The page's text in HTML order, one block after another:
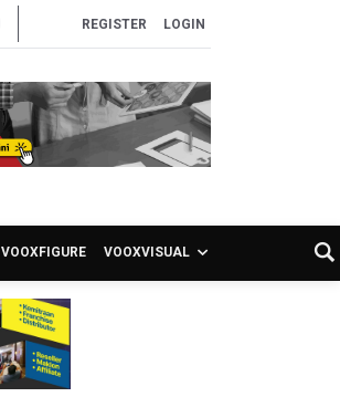
REGISTER LOGIN
VOOXFIGURE VOOXVISUAL